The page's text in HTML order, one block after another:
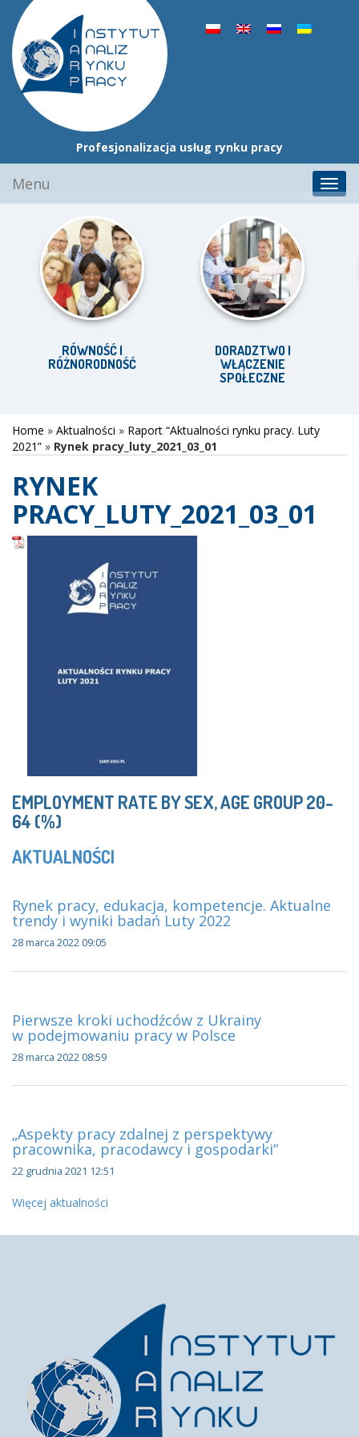
Profesjonalizacja usług rynku pracy
treści
Menu
RÓWNOŚĆ I
RÓŻNORODNOŚĆ
DORADZTWO I
WŁĄCZENIE
SPOŁECZNE
Home » Aktualności » Raport “Aktualności rynku pracy. Luty
2021” » Rynek pracy_luty_2021_03_01
RYNEK
PRACY_LUTY_2021_03_01
EMPLOYMENT RATE BY SEX, AGE GROUP 20-
64 (%)
AKTUALNOŚCI
Rynek pracy, edukacja, kompetencje. Aktualne
trendy i wyniki badań Luty 2022
28 marca 2022 09:05
Pierwsze kroki uchodźców z Ukrainy
w podejmowaniu pracy w Polsce
28 marca 2022 08:59
„Aspekty pracy zdalnej z perspektywy
pracownika, pracodawcy i gospodarki”
22 grudnia 2021 12:51
Więcej aktualności